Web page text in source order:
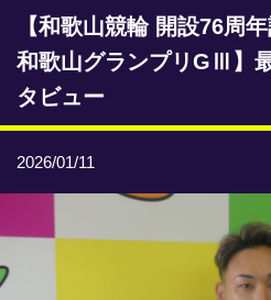
本日のおすすめレース
年間開催予定表
トリマクリオリジナル予想
トリマクリコラム
【和歌山競輪 開設76周
和歌山グランプリGⅢ】
タビュー
2026/01/11